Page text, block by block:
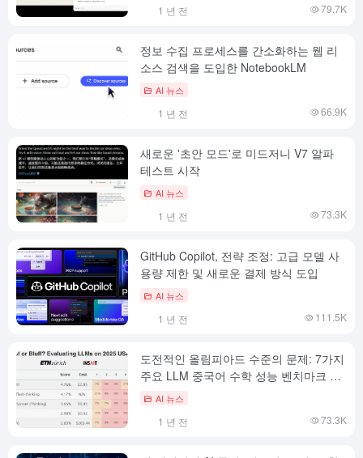
1 년 전 79.7K
정보 수집 프로세스를 간소화하는 웹 리
소스 검색을 도입한 NotebookLM
AI 뉴스
1 년 전 66.9K
새로운 '초안 모드'로 미드저니 V7 알파
테스트 시작
AI 뉴스
1 년 전 73.3K
GitHub Copilot, 전략 조정: 고급 모델 사
용량 제한 및 새로운 결제 방식 도입
AI 뉴스
1 년 전 111.5K
도전적인 올림피아드 수준의 문제: 7가지
주요 LLM 중국어 수학 성능 벤치마크 리
뷰 AI 뉴스
1 년 전 73.3K